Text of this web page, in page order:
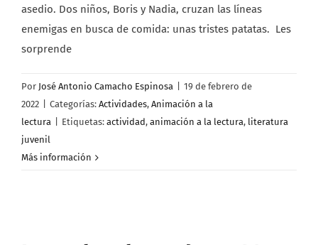
asedio. Dos niños, Boris y Nadia, cruzan las líneas
enemigas en busca de comida: unas tristes patatas. Les
sorprende
Por José Antonio Camacho Espinosa
19 de febrero de
2022
Categorías: Actividades, Animación a la
lectura
Etiquetas: actividad, animación a la lectura, literatura
juvenil
Más información